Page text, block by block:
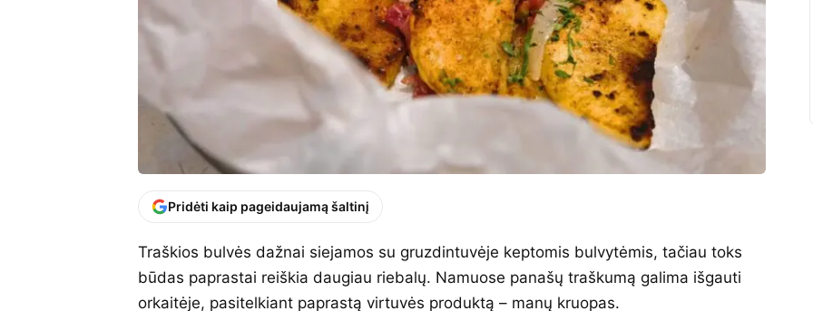
Pridėti kaip pageidaujamą šaltinį
Traškios bulvės dažnai siejamos su gruzdintuvėje keptomis bulvytėmis, tačiau toks
būdas paprastai reiškia daugiau riebalų. Namuose panašų traškumą galima išgauti
orkaitėje, pasitelkiant paprastą virtuvės produktą – manų kruopas.